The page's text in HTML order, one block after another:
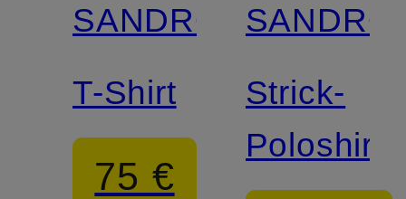
SANDRO
T-Shirt
75 €
SANDRO
Strick-
Poloshirt